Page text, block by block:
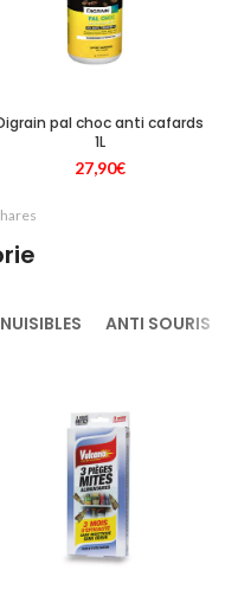
pal choc anti cafards
1L
27,90€
ANTI SOURIS